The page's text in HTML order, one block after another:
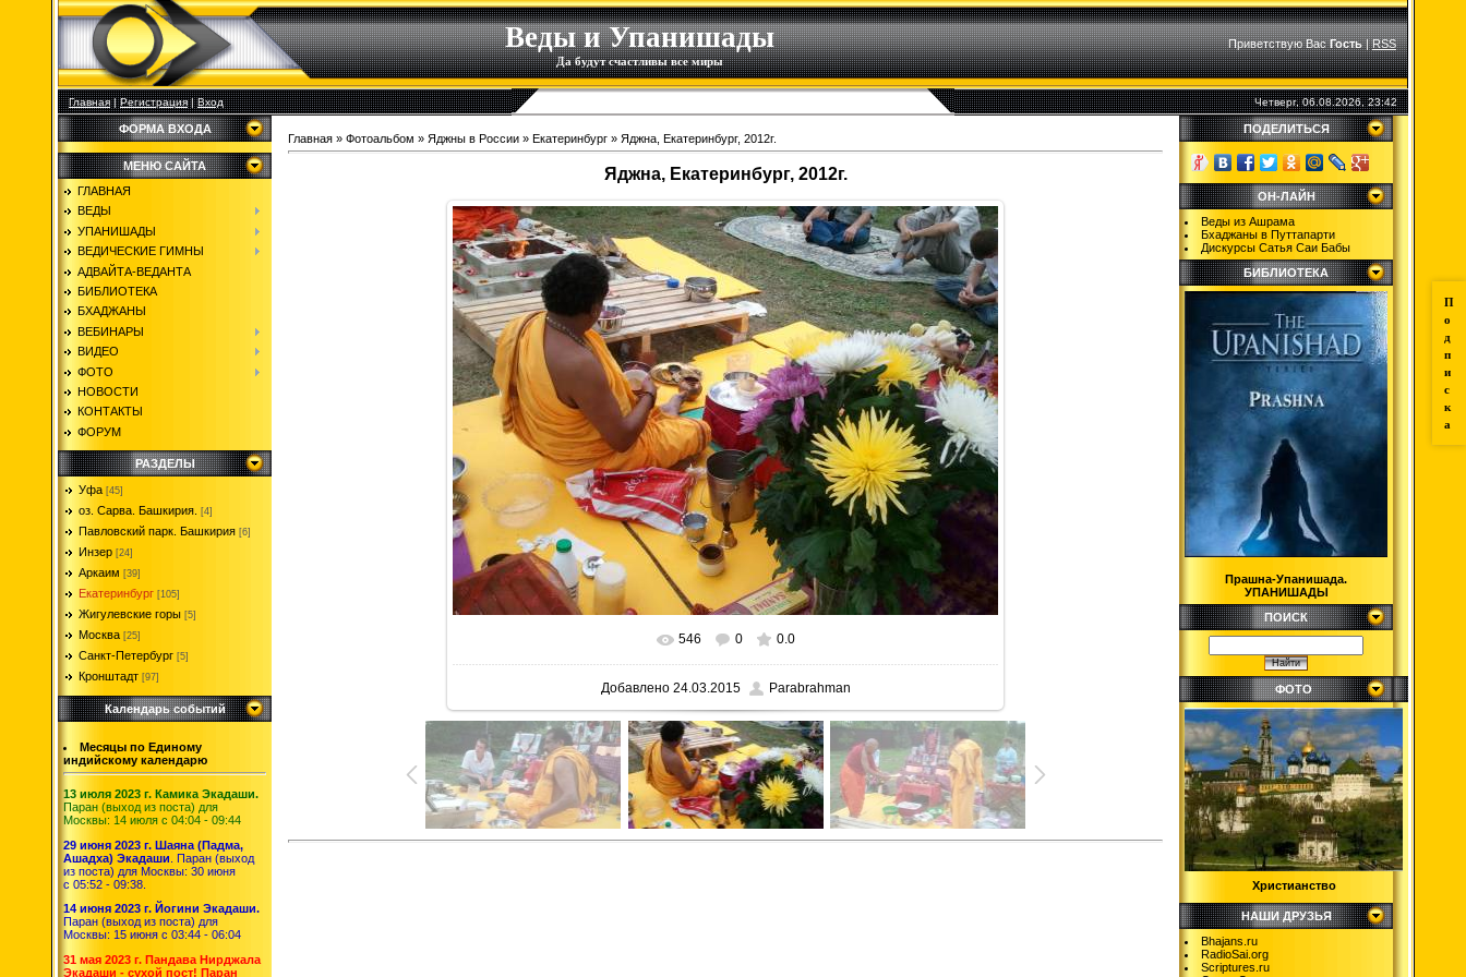
Веды и Упанишады
Да будут счастливы все миры
Приветствую Вас Гость|RSS
Главная|Регистрация|Вход Четверг, 06.08.2026, 23:42
П
о
д
п
и
с
к
а
ФОРМА ВХОДА
МЕНЮ САЙТА
ГЛАВНАЯ
ВЕДЫ
УПАНИШАДЫ
ВЕДИЧЕСКИЕ ГИМНЫ
АДВАЙТА-ВЕДАНТА
БИБЛИОТЕКА
БХАДЖАНЫ
ВЕБИНАРЫ
ВИДЕО
ФОТО
НОВОСТИ
КОНТАКТЫ
ФОРУМ
РАЗДЕЛЫ
Уфа [45]
оз. Сарва. Башкирия. [4]
Павловский парк. Башкирия [6]
Инзер [24]
Аркаим [39]
Екатеринбург [105]
Жигулевские горы [5]
Москва [25]
Санкт-Петербург [5]
Кронштадт [97]
Календарь событий
Месяцы по Единому
индийскому календарю
13 июля 2023 г. Камика Экадаши.
Паран (выход из поста) для
Москвы: 14 июля с 04:04 - 09:44
29 июня 2023 г. Шаяна (Падма,
Ашадха) Экадаши . Паран (выход
из поста) для Москвы: 30 июня
с 05:52 - 09:38.
14 июня 2023 г. Йогини Экадаши.
Паран (выход из поста) для
Москвы: 15 июня с 03:44 - 06:04
31 мая 2023 г. Пандава Нирджала
Экадаши - сухой пост! Паран
Главная » Фотоальбом » Яджны в России » Екатеринбург » Яджна, Екатеринбург, 2012г.
Яджна, Екатеринбург, 2012г.
В реальном размере 1600x1200
546 0 0.0
Добавлено24.03.2015 Parabrahman
ПОДЕЛИТЬСЯ
ОН-ЛАЙН
Веды из Ашрама
Бхаджаны в Путтапарти
Дискурсы Сатья Саи Бабы
БИБЛИОТЕКА
Прашна-Упанишада.
УПАНИШАДЫ
ПОИСК
ФОТО
Христианство
НАШИ ДРУЗЬЯ
Bhajans.ru
RadioSai.org
Scriptures.ru